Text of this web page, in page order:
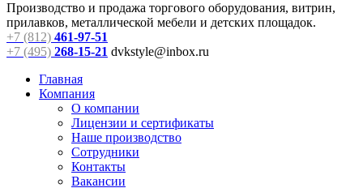
Производство и продажа торгового оборудования, витрин,
прилавков, металлической мебели и детских площадок.
+7 (812) 461-97-51
+7 (495) 268-15-21 dvkstyle@inbox.ru
Главная
Компания
О компании
Лицензии и сертификаты
Наше производство
Сотрудники
Контакты
Вакансии